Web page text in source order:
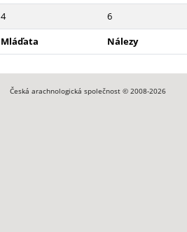
4
6
Mláďata Nálezy
Česká arachnologická společnost © 2008-2026